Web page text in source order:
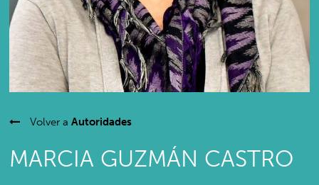
Volver aAutoridades
MARCIA GUZMÁN CASTRO